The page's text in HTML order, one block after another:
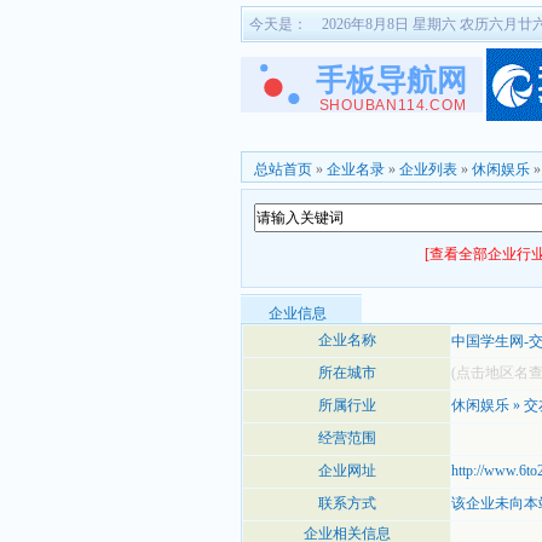
今天是： 2026年8月8日 星期六 农历六月廿
总站首页 » 企业名录 » 企业列表 » 休闲娱乐
[查看全部企业行
企业信息
企业名称
中国学生网-
所在城市
(点击地区名
所属行业
休闲娱乐 » 交
经营范围
企业网址
http://
联系方式
该企业未向
企业相关信息